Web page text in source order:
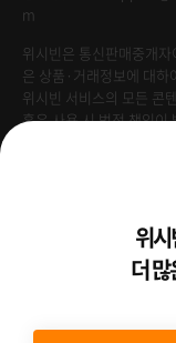
m
위시빈은 통신판매중개
은 상품·거래정보에 대하
위시빈 서비스의 모든 콘
혹은 사용 시 법적 책임이
Venture Enterprise
위
더